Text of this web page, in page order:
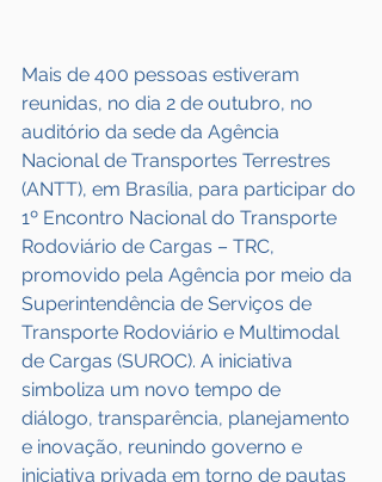
Mais de 400 pessoas estiveram
reunidas, no dia 2 de outubro, no
auditório da sede da Agência
Nacional de Transportes Terrestres
(ANTT), em Brasília, para participar do
1º Encontro Nacional do Transporte
Rodoviário de Cargas – TRC,
promovido pela Agência por meio da
Superintendência de Serviços de
Transporte Rodoviário e Multimodal
de Cargas (SUROC). A iniciativa
simboliza um novo tempo de
diálogo, transparência, planejamento
e inovação, reunindo governo e
iniciativa privada em torno de pautas